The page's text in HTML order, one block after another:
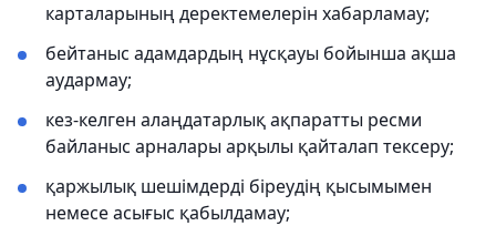
карталарының деректемелерін хабарламау;
бейтаныс адамдардың нұсқауы бойынша ақша
аудармау;
кез-келген алаңдатарлық ақпаратты ресми
байланыс арналары арқылы қайталап тексеру;
қаржылық шешімдерді біреудің қысымымен
немесе асығыс қабылдамау;